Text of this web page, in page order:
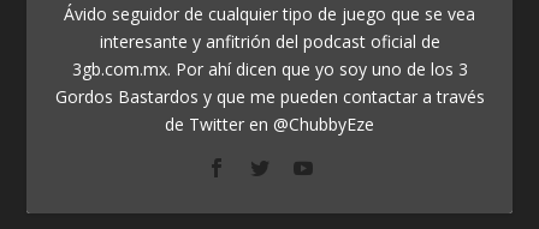
Ávido seguidor de cualquier tipo de juego que se vea
interesante y anfitrión del podcast oficial de
3gb.com.mx. Por ahí dicen que yo soy uno de los 3
Gordos Bastardos y que me pueden contactar a través
de Twitter en @ChubbyEze